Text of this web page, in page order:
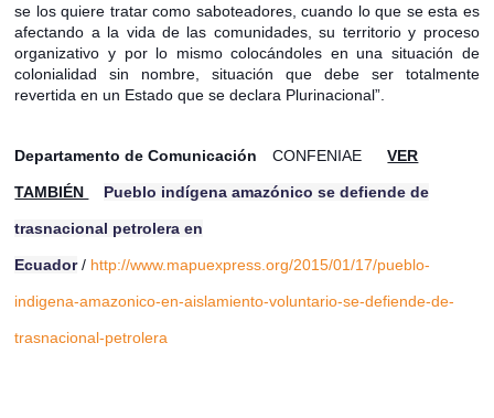
se los quiere tratar como saboteadores, cuando lo que se esta es
afectando a la vida de las comunidades, su territorio y proceso
organizativo y por lo mismo colocándoles en una situación de
colonialidad sin nombre, situación que debe ser totalmente
revertida en un Estado que se declara Plurinacional”.
Departamento de Comunicación CONFENIAE VER
TAMBIÉN Pueblo indígena amazónico se defiende de
trasnacional petrolera en
Ecuador / http://www.mapuexpress.org/2015/01/17/pueblo-
indigena-amazonico-en-aislamiento-voluntario-se-defiende-de-
trasnacional-petrolera